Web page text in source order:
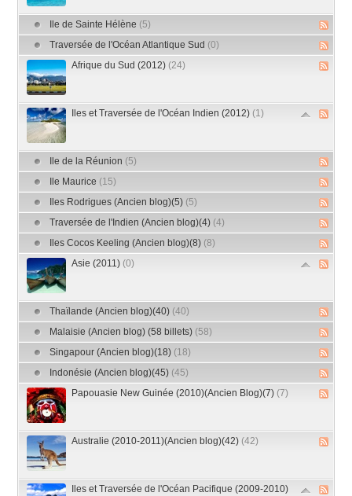
Ile de Sainte Hélène (5)
Traversée de l'Océan Atlantique Sud (0)
Afrique du Sud (2012) (24)
Iles et Traversée de l'Océan Indien (2012) (1)
Ile de la Réunion (5)
Ile Maurice (15)
Iles Rodrigues (Ancien blog)(5) (5)
Traversée de l'Indien (Ancien blog)(4) (4)
Iles Cocos Keeling (Ancien blog)(8) (8)
Asie (2011) (0)
Thaïlande (Ancien blog)(40) (40)
Malaisie (Ancien blog) (58 billets) (58)
Singapour (Ancien blog)(18) (18)
Indonésie (Ancien blog)(45) (45)
Papouasie New Guinée (2010)(Ancien Blog)(7) (7)
Australie (2010-2011)(Ancien blog)(42) (42)
Iles et Traversée de l'Océan Pacifique (2009-2010)